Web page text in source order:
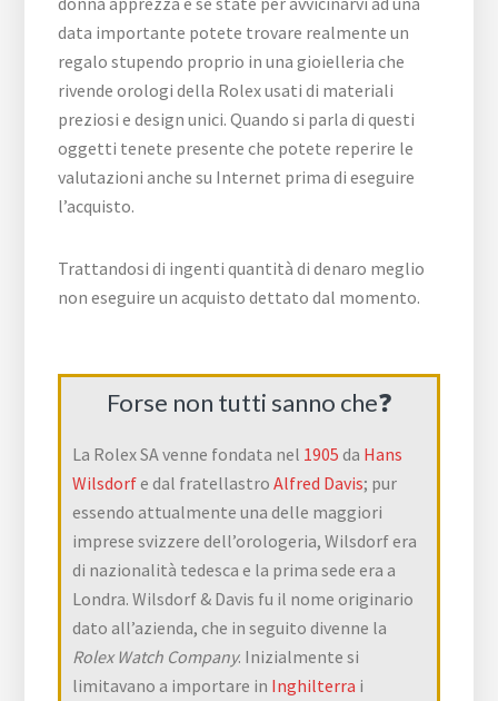
data importante potete trovare realmente un
regalo stupendo proprio in una gioielleria che
rivende orologi della Rolex usati di materiali
preziosi e design unici. Quando si parla di questi
oggetti tenete presente che potete reperire le
valutazioni anche su Internet prima di eseguire
l’acquisto.
Trattandosi di ingenti quantità di denaro meglio
non eseguire un acquisto dettato dal momento.
Forse non tutti sanno che❓
La Rolex SA venne fondata nel 1905 da Hans
Wilsdorfe dal fratellastroAlfred Davis; pur
essendo attualmente una delle maggiori
imprese svizzere dell’orologeria, Wilsdorf era
di nazionalità tedesca e la prima sede era a
Londra. Wilsdorf & Davis fu il nome originario
dato all’azienda, che in seguito divenne la
Rolex Watch Company. Inizialmente si
limitavano a importare in Inghilterra i